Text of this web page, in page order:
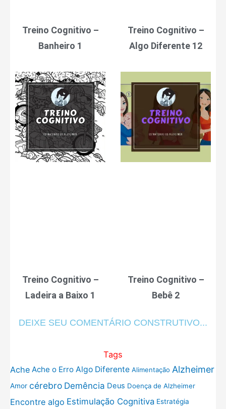
Treino Cognitivo –
Banheiro 1
Treino Cognitivo –
Algo Diferente 12
Treino Cognitivo –
Ladeira a Baixo 1
Treino Cognitivo –
Bebê 2
DEIXE SEU COMENTÁRIO CONSTRUTIVO...
Tags
Ache Ache o Erro Algo Diferente Alimentação Alzheimer
Amor cérebro Demência Deus Doença de Alzheimer
Encontre algo Estimulação Cognitiva Estratégia